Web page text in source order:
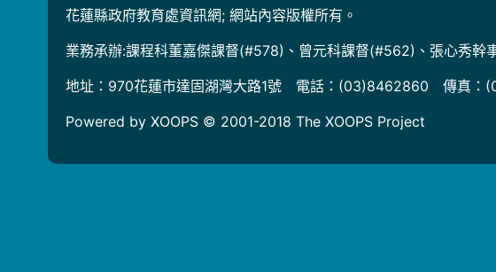
花蓮縣政府教育處資訊網; 網站內容版權所有。
業務承辦:課程科董嘉傑課督(#578)、曾元科課督(#562)、張心秀幹
地址：970花蓮市達固湖灣大路1號 電話：(03)8462860 傳真：
Powered by XOOPS © 2001-2018 The XOOPS Project